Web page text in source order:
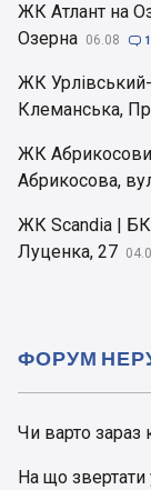
ЖК Атлант на
Озерна 06.08 
ЖК
Клеманська,
ЖК
Абрикосова,
ЖК Scandia | БК
Луценка, 27
Чи варто зараз
На що звертати
ФОРУМ